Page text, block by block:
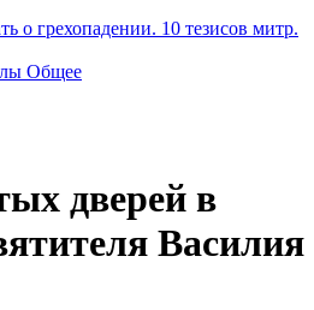
о грехопадении. 10 тезисов митр.
Общее
дверей в
Василия